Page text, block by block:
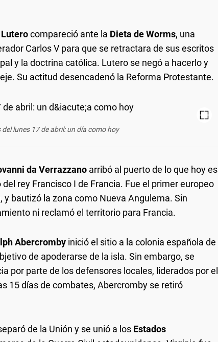
compareció ante la Dieta de Worms, una
Carlos V para que se retractara de sus escritos
y la doctrina católica. Lutero se negó a hacerlo y
Su actitud desencadenó la Reforma Protestante.
del lunes 17 de abril: un día como hoy
da Verrazzano arribó al puerto de lo que hoy es
rey Francisco I de Francia. Fue el primer europeo
y bautizó la zona como Nueva Angulema. Sin
ni reclamó el territorio para Francia.
Abercromby inició el sitio a la colonia española de
de apoderarse de la isla. Sin embargo, se
por parte de los defensores locales, liderados por el
15 días de combates, Abercromby se retiró
de la Unión y se unió a los Estados